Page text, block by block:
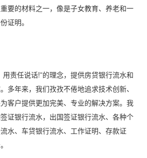
要的材料之一，像是子女教育、养老和一
证明。
责任说话!”的理念，提供房贷银行流水和
多年来，我们孜孜不倦地追求技术创新、
客户提供更加完美、专业的解决方案。我
证银行流水，出国签证银行流水、各种个
水、车贷银行流水、工作证明、存款证